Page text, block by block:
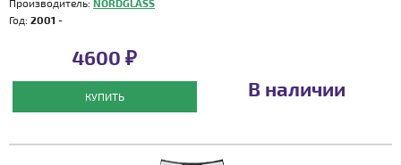
Производитель: NORDGLASS
Год: 2001 -
4600 ₽
КУПИТЬ В наличии